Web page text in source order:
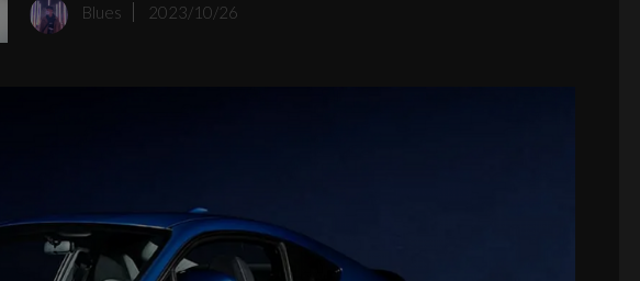
展會中展示了全新的自動駕駛計程車輛 Cruise Origin、主打循環資
Blues 2023/10/26